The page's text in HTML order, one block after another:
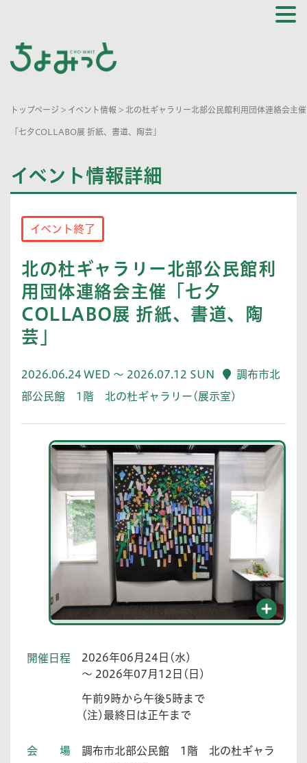
トップページ > イベント情報 > 北の杜ギャラリー北部公民館利用団体連絡会主催
「七夕COLLABO展 折紙、書道、陶芸」
イベント情報詳細
イベント終了
北の杜ギャラリー北部公民館利
用団体連絡会主催「七夕
COLLABO展 折紙、書道、陶
芸」
2026.06.24 WED ～ 2026.07.12 SUN
調布市北
部公民館 1階 北の杜ギャラリー(展示室)
開催日程
2026年06月24日(水)
～ 2026年07月12日(日)
午前9時から午後5時まで
(注)最終日は正午まで
会場
調布市北部公民館 1階 北の杜ギャラ